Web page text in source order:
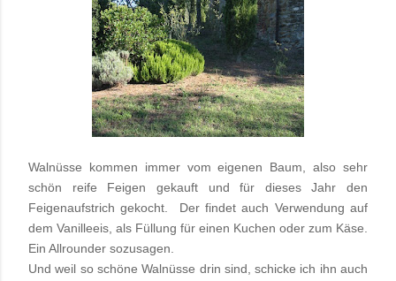
Walnüsse kommen immer vom eigenen Baum,
also sehr
schön reife Feigen gekauft und für dieses Jahr den
Feigenaufstrich gekocht. Der findet auch Verwendung auf
dem Vanilleeis, als Füllung für einen Kuchen oder zum Käse.
Ein Allrounder sozusagen.
Und weil so schöne Walnüsse drin sind, schicke ich ihn auch